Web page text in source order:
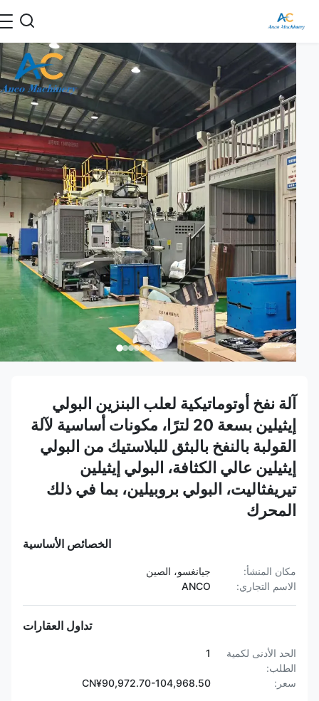
آلة نفخ أوتوماتيكية لعلب البنزين البولي
إيثيلين بسعة 20 لترًا، مكونات أساسية لآلة
القولبة بالنفخ بالبثق للبلاستيك من البولي
إيثيلين عالي الكثافة، البولي إيثيلين
تيريفثاليت، البولي بروبيلين، بما في ذلك
المحرك
الخصائص الأساسية
مكان المنشأ:
جيانغسو، الصين
الاسم التجاري:
ANCO
تداول العقارات
الحد الأدنى لكمية
الطلب:
1
CN¥90,972.70-104,968.50